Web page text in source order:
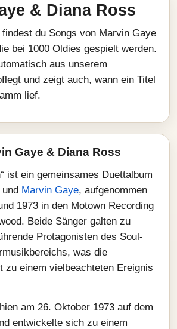
& Diana Ross
du Songs von Marvin Gaye
bei 1000 Oldies gespielt werden.
aus unserem
und zeigt auch, wann ein Titel
lief.
Gaye & Diana Ross
ist ein gemeinsames Duettalbum
und Marvin Gaye, aufgenommen
1973 in den Motown Recording
Beide Sänger galten zu
Protagonisten des Soul-
was die
zu einem vielbeachteten Ereignis
am 26. Oktober 1973 auf dem
entwickelte sich zu einem